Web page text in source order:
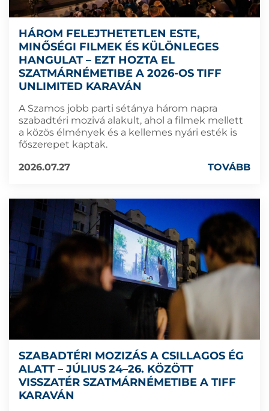
HÁROM FELEJTHETETLEN ESTE,
MINŐSÉGI FILMEK ÉS KÜLÖNLEGES
HANGULAT – EZT HOZTA EL
SZATMÁRNÉMETIBE A 2026-OS TIFF
UNLIMITED KARAVÁN
A Szamos jobb parti sétánya három napra
szabadtéri mozivá alakult, ahol a filmek mellett
a közös élmények és a kellemes nyári esték is
főszerepet kaptak.
2026.07.27
TOVÁBB
SZABADTÉRI MOZIZÁS A CSILLAGOS ÉG
ALATT – JÚLIUS 24–26. KÖZÖTT
VISSZATÉR SZATMÁRNÉMETIBE A TIFF
KARAVÁN